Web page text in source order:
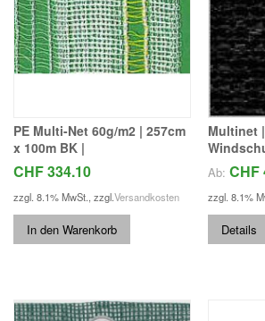
PE Multi-Net 60g/m2 | 257cm
x 100m BK |
CHF 334.10
zzgl. 8.1% MwSt., zzgl.Versandkosten
In den Warenkorb
Multinet
Ab: CHF
zzgl. 8.1%
Details